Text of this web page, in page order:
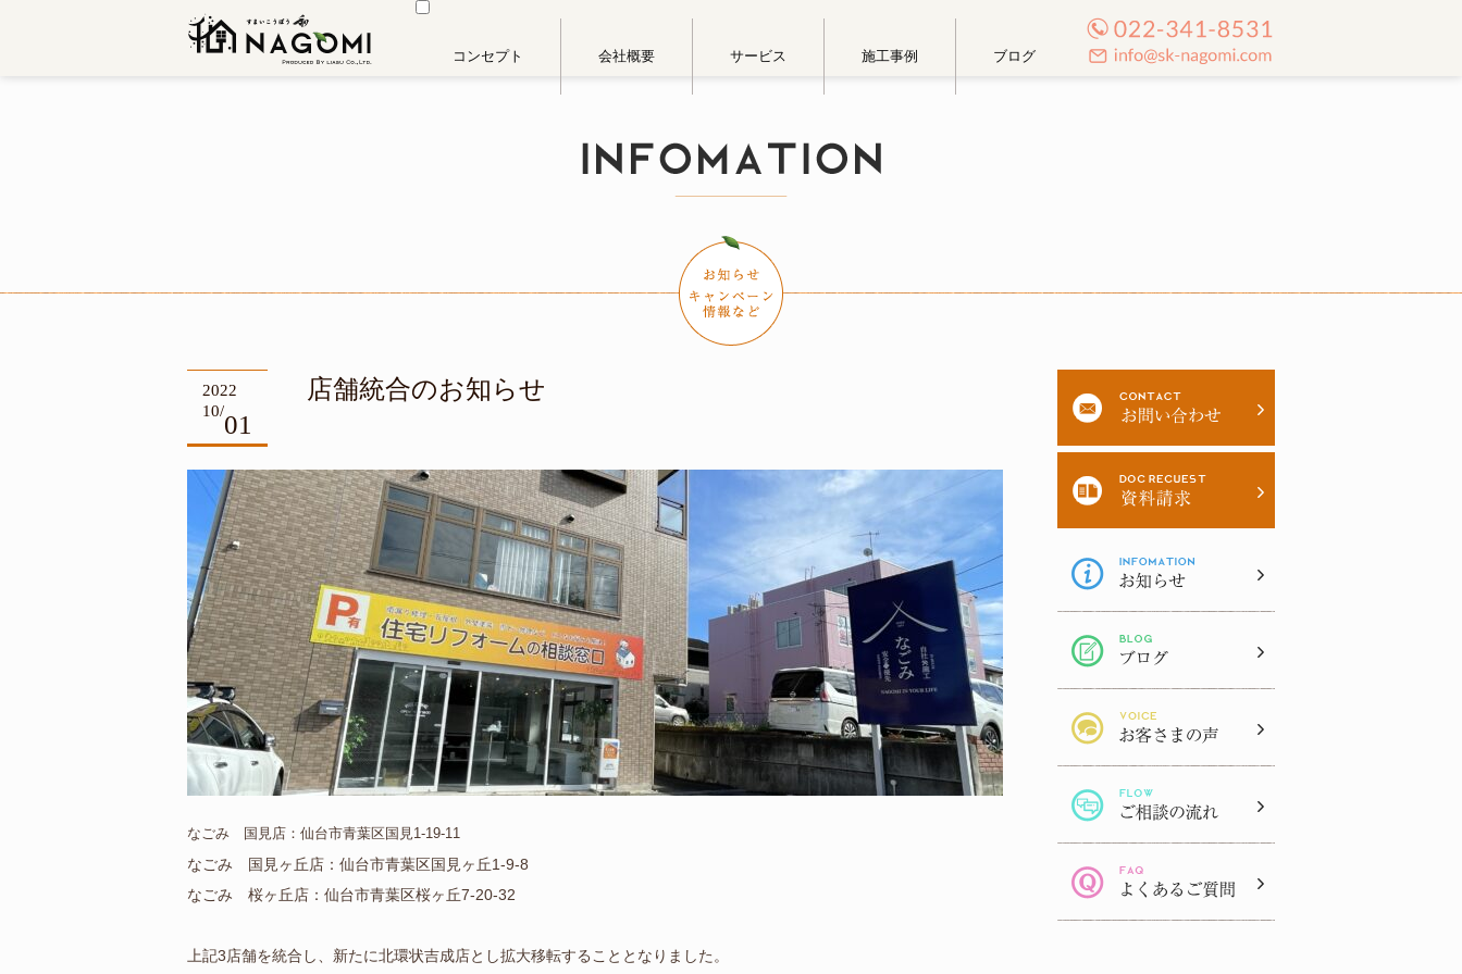
住まい工房 和
コンセプト 会社概要 サービス 施工事例 ブログ
2022
10/01
店舗統合のお知らせ
なごみ 国見店：仙台市青葉区国見1-19-11
なごみ 国見ヶ丘店：仙台市青葉区国見ヶ丘1-9-8
なごみ 桜ヶ丘店：仙台市青葉区桜ヶ丘7-20-32
上記3店舗を統合し、新たに北環状吉成店とし拡大移転することとなりました。